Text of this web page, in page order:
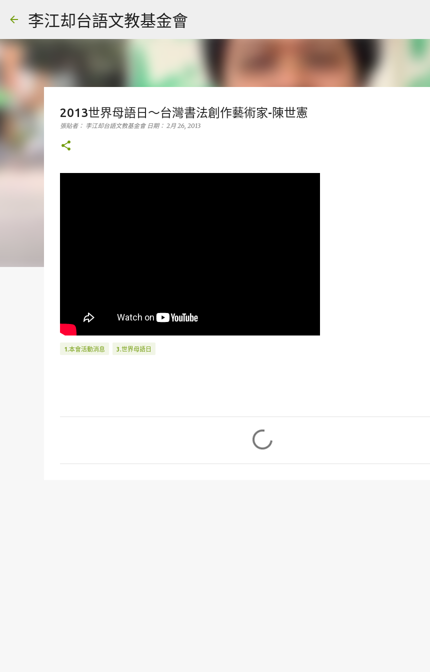
李江却台語文教基金會
2013世界母語日～台灣書法創作藝術家-陳世憲
張貼者： 李江却台語文教基金會 日期： 2月 26, 2013
1.本會活動消息 3.世界母語日